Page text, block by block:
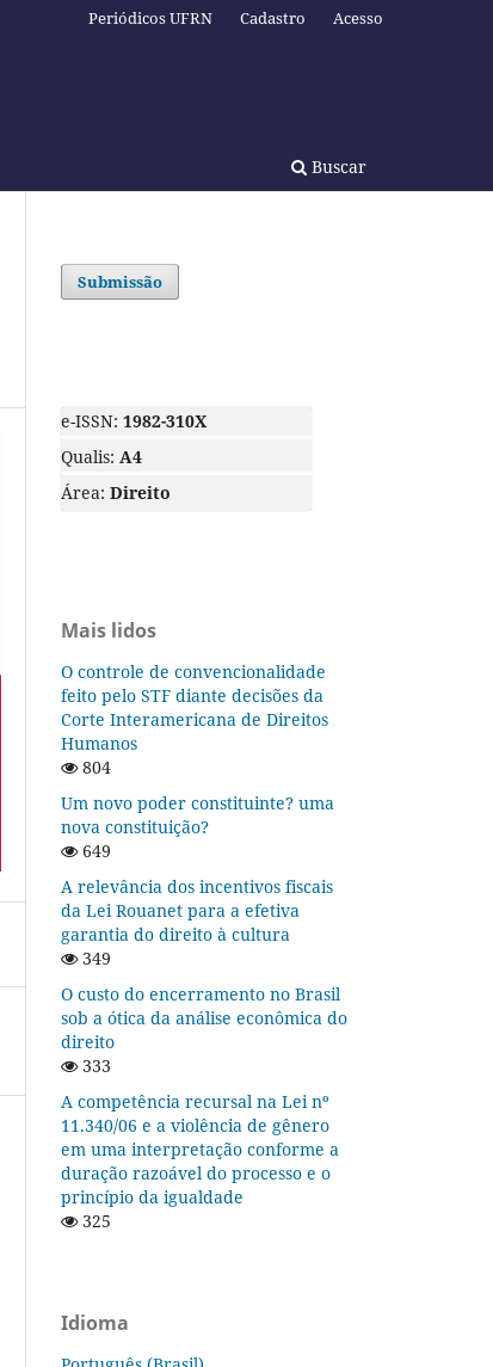
Buscar
Periódicos UFRN Cadastro Acesso
Submissão
e-ISSN: 1982-310X
Qualis: A4
Área: Direito
Mais lidos
O controle de convencionalidade
feito pelo STF diante decisões da
Corte Interamericana de Direitos
Humanos
804
Um novo poder constituinte? uma
nova constituição?
649
A relevância dos incentivos fiscais
da Lei Rouanet para a efetiva
garantia do direito à cultura
349
O custo do encerramento no Brasil
sob a ótica da análise econômica do
direito
333
A competência recursal na Lei nº
11.340/06 e a violência de gênero
em uma interpretação conforme a
duração razoável do processo e o
princípio da igualdade
325
Idioma